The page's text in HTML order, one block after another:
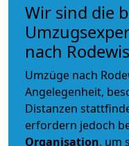
Wir sind die
nach
Umzüge nach
Angelegenheit,
Distanzen
erfordern jedoch
Organisation, um